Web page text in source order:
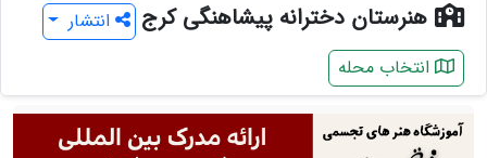
هنرستان دخترانه پیشاهنگی کرج
انتشار
انتخاب محله